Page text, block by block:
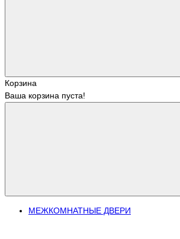
Корзина
Ваша корзина пуста!
МЕЖКОМНАТНЫЕ ДВЕРИ